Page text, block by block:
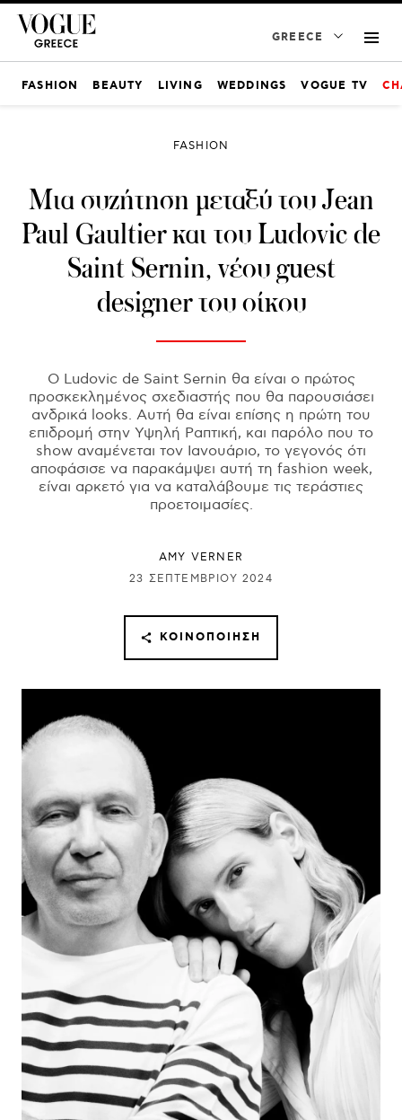
GREECE
FASHION BEAUTY LIVING WEDDINGS VOGUE TV
FASHION
Μια συζήτηση μεταξύ του Jean
Paul Gaultier και του Ludovic de
Saint Sernin, νέου guest
designer του οίκου
O Ludovic de Saint Sernin θα είναι ο πρώτος
προσκεκλημένος σχεδιαστής που θα παρουσιάσει
ανδρικά looks. Αυτή θα είναι επίσης η πρώτη του
επιδρομή στην Υψηλή Ραπτική, και παρόλο που το
show αναμένεται τον Ιανουάριο, το γεγονός ότι
αποφάσισε να παρακάμψει αυτή τη fashion week,
είναι αρκετό για να καταλάβουμε τις τεράστιες
προετοιμασίες.
AMY VERNER
23 ΣΕΠΤΕΜΒΡΊΟΥ 2024
ΚΟΙΝΟΠΟΊΗΣΗ